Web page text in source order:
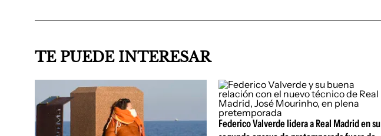
TE PUEDE INTERESAR
Federico Valverde lidera a Real Madrid en su